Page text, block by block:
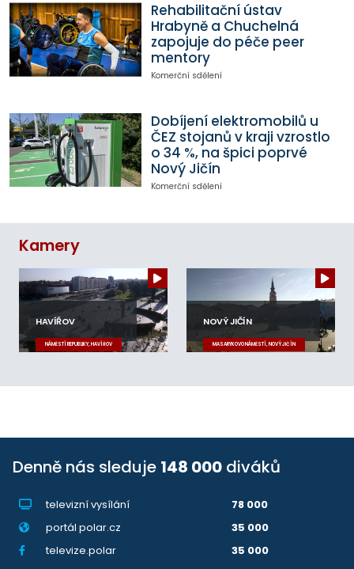
Rehabilitační ústav
Hrabyně a Chuchelná
zapojuje do péče peer
mentory
Komerční sdělení
Dobíjení elektromobilů u
ČEZ stojanů v kraji vzrostlo
o 34 %, na špici poprvé
Nový Jičín
Komerční sdělení
Kamery
HAVÍŘOV
NÁMĚSTÍ REPUBLIKY, HAVÍŘOV
NOVÝ JIČÍN
MASARYKOVO NÁMĚSTÍ, NOVÝ JIČÍN
Denně nás sleduje 148 000 diváků
televizní vysílání
78 000
portál polar.cz
35 000
televize.polar
35 000